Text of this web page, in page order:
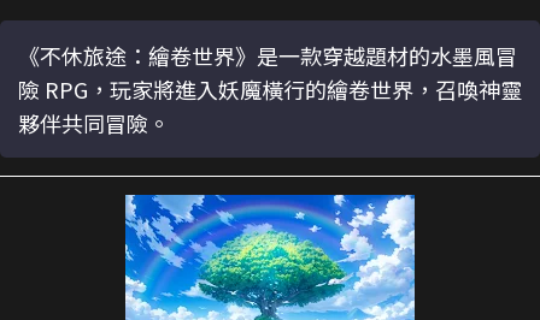
《不休旅途：繪卷世界》是一款穿越題材的水墨風冒
險 RPG，玩家將進入妖魔橫行的繪卷世界，召喚神靈
夥伴共同冒險。